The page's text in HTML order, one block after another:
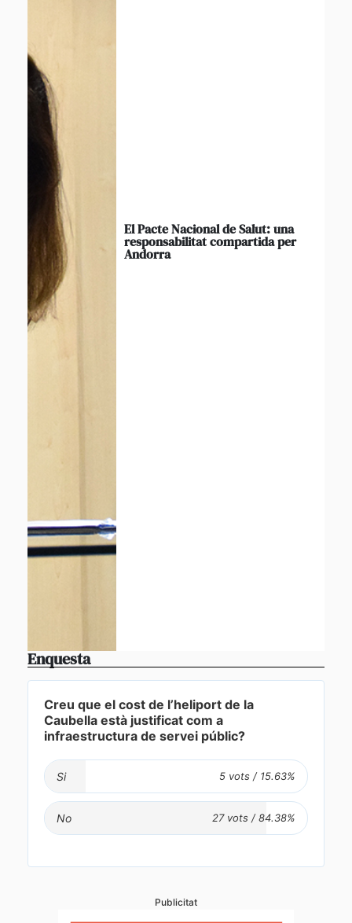
El Pacte Nacional de Salut: una
responsabilitat compartida per
Andorra
Enquesta
Creu que el cost de l’heliport de la
Caubella està justificat com a
infraestructura de servei públic?
Si
No
Publicitat